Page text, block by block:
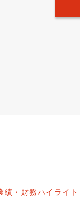
績・財務ハイライト